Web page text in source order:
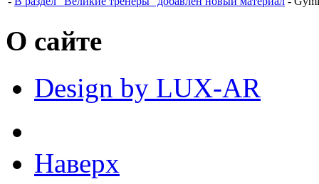
О сайте
Design by LUX-AR
Наверх